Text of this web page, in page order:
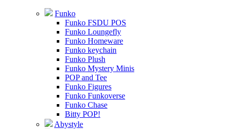
Funko
Funko FSDU POS
Funko Loungefly
Funko Homeware
Funko keychain
Funko Plush
Funko Mystery Minis
POP and Tee
Funko Figures
Funko Funkoverse
Funko Chase
Bitty POP!
Abystyle